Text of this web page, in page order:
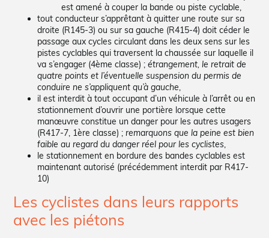
est amené à couper la bande ou piste cyclable,
tout conducteur s’apprêtant à quitter une route sur sa
droite (R145-3) ou sur sa gauche (R415-4) doit céder le
passage aux cycles circulant dans les deux sens sur les
pistes cyclables qui traversent la chaussée sur laquelle il
va s’engager (4ème classe) ;étrangement, le retrait de
quatre points et l’éventuelle suspension du permis de
conduire ne s’appliquent qu’à gauche,
il est interdit à tout occupant d’un véhicule à l’arrêt ou en
stationnement d’ouvrir une portière lorsque cette
manœuvre constitue un danger pour les autres usagers
(R417-7, 1ère classe) ;remarquons que la peine est bien
faible au regard du danger réel pour les cyclistes,
le stationnement en bordure des bandes cyclables est
maintenant autorisé (précédemment interdit par R417-
10)
Les cyclistes dans leurs rapports
avec les piétons